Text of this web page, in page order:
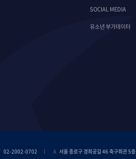
SOCIAL MEDIA
유소년 부가데이터
02-2002-0702 A 서울 종로구 경희궁길 46 축구회관 5층